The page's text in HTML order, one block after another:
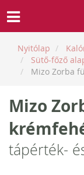
Nyitólap
Sütő-főző
Mizo Zorba
Mizo
tápérték-